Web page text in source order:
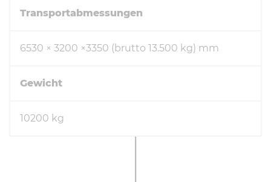
Transportabmessungen
6530 × 3200 ×3350 (brutto 13.500 kg) mm
Gewicht
10200 kg